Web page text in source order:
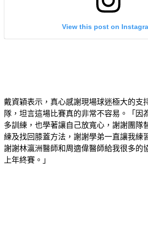
View this post on
隊，坦言這場比賽真的非常不容易。「因
多訓練，也學著讓自己放寬心，謝謝團隊
練及找回膝蓋方法，謝謝學弟一直讓我練
謝謝林瀛洲醫師和周適偉醫師給我很多的
上年終賽。」